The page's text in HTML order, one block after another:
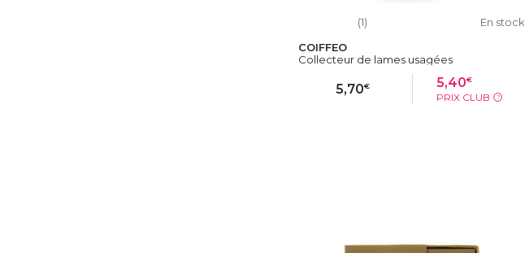
(1)
En stock
COIFFEO
Collecteur de lames usagées
5,70€ 5,40€
PRIX CLUB ?